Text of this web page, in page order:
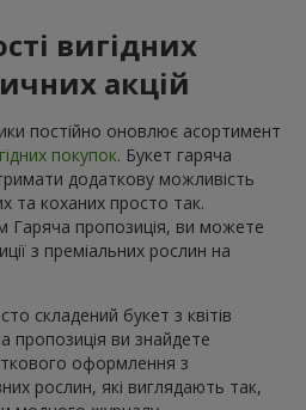
вигідних
акцій
постійно оновлює асортимент
покупок. Букет гаряча
додаткову можливість
та коханих просто так.
Гаряча пропозиція, ви можете
з преміальних рослин на
складений букет з квітів
пропозиція ви знайдете
оформлення з
рослин, які виглядають так,